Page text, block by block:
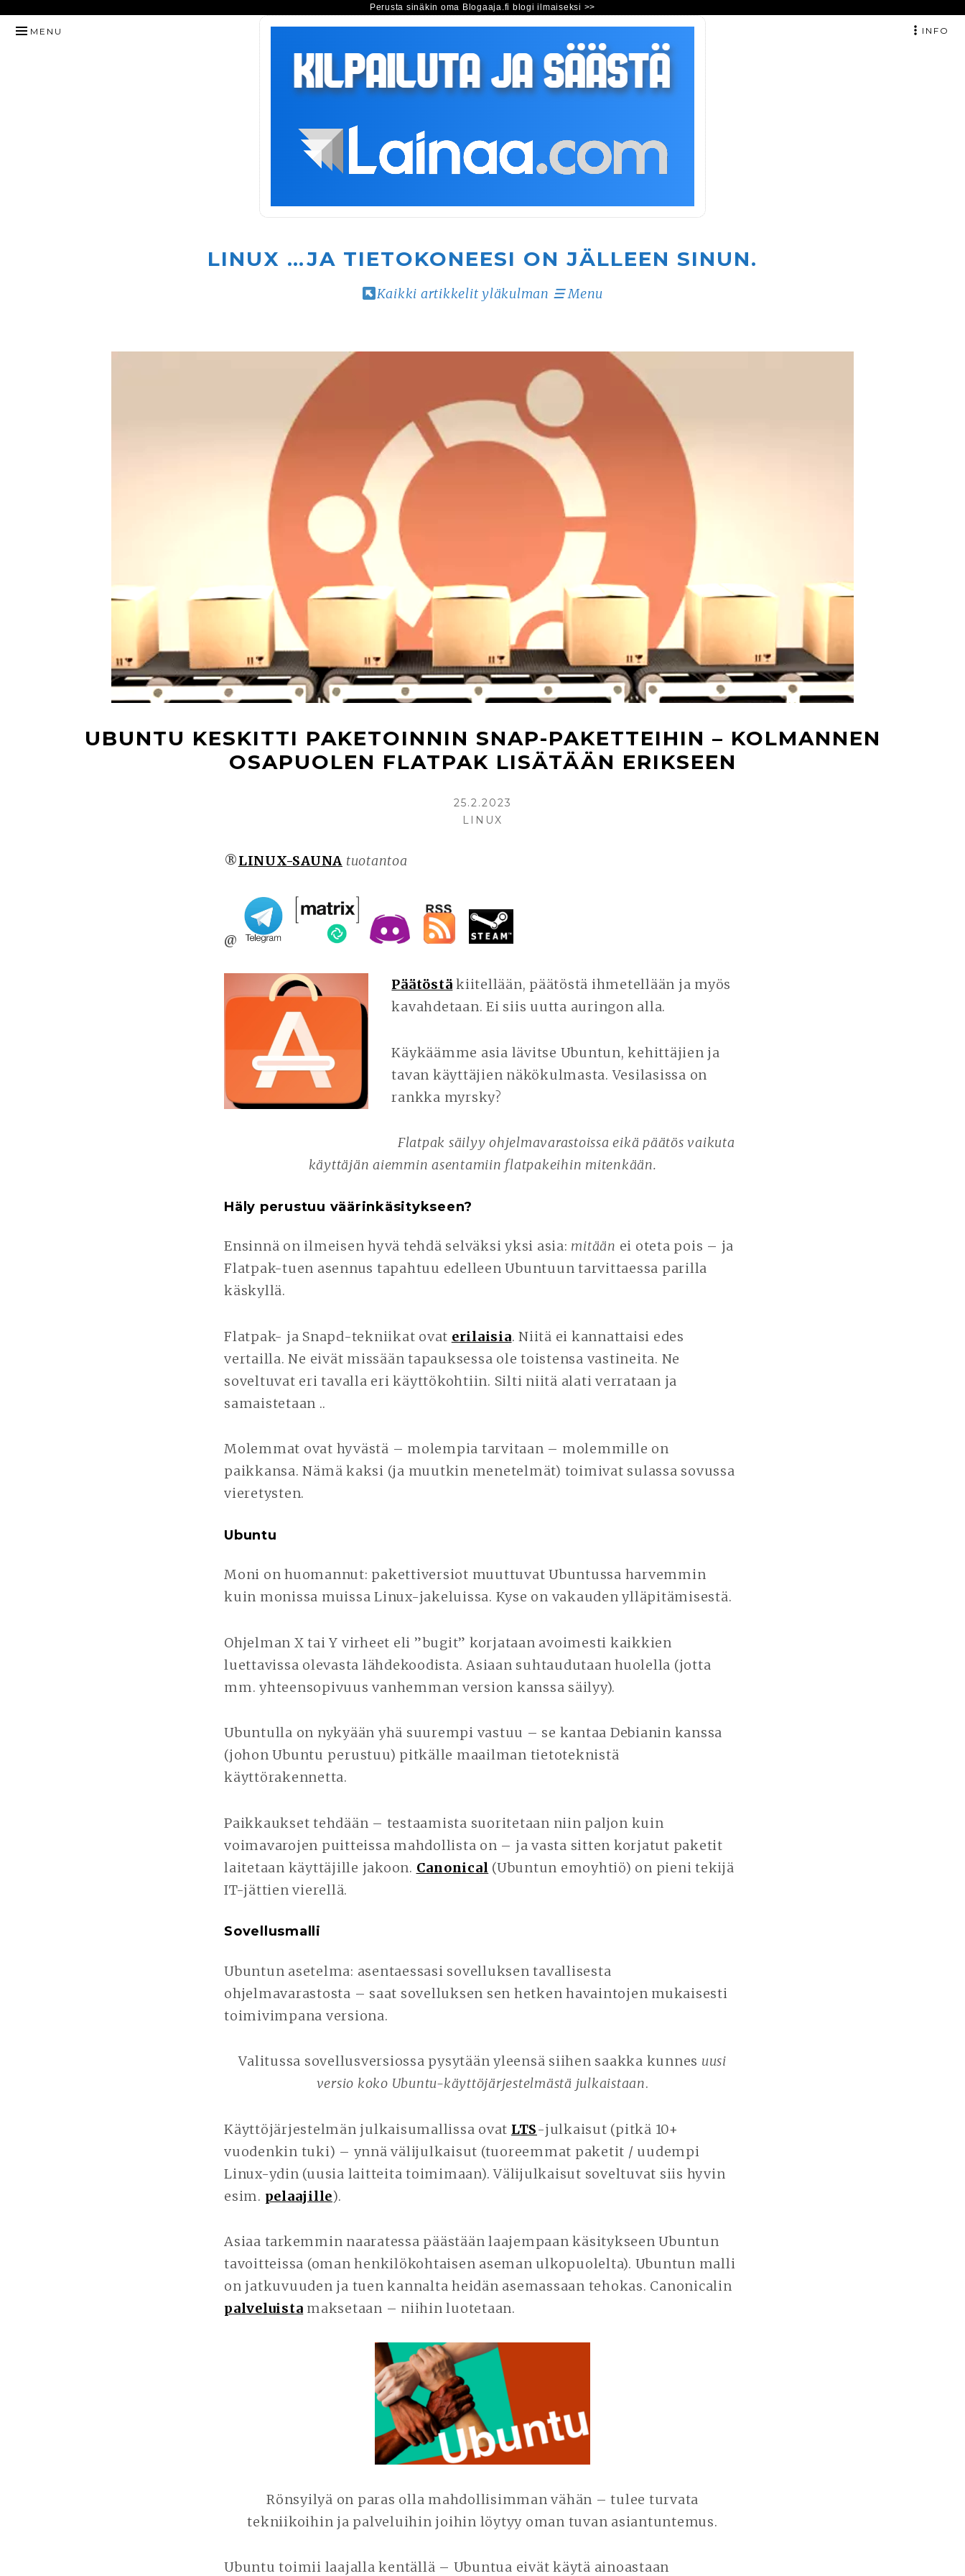
Perusta sinäkin oma Blogaaja.fi blogi ilmaiseksi >>
HYPPÄÄ
LINUX …JA TIETOKONEESI ON JÄLLEEN SINUN.
Kaikki artikkelit yläkulman ☰ Menu
MENU INFO
UBUNTU KESKITTI PAKETOINNIN SNAP-PAKETTEIHIN – KOLMANNEN
OSAPUOLEN FLATPAK LISÄTÄÄN ERIKSEEN
KIRJOITETTU
25.2.2023
KIRJOITTAJA
LINUX
®LINUX-SAUNA tuotantoa
@
Päätöstä kiitellään, päätöstä ihmetellään ja myös
kavahdetaan. Ei siis uutta auringon alla.
Käykäämme asia lävitse Ubuntun, kehittäjien ja
tavan käyttäjien näkökulmasta. Vesilasissa on
rankka myrsky?
Flatpak säilyy ohjelmavarastoissa eikä päätös vaikuta
käyttäjän aiemmin asentamiin flatpakeihin mitenkään.
Häly perustuu väärinkäsitykseen?
Ensinnä on ilmeisen hyvä tehdä selväksi yksi asia: mitään ei oteta pois – ja
Flatpak-tuen asennus tapahtuu edelleen Ubuntuun tarvittaessa parilla
käskyllä.
Flatpak- ja Snapd-tekniikat ovat erilaisia. Niitä ei kannattaisi edes
vertailla. Ne eivät missään tapauksessa ole toistensa vastineita. Ne
soveltuvat eri tavalla eri käyttökohtiin. Silti niitä alati verrataan ja
samaistetaan ..
Molemmat ovat hyvästä – molempia tarvitaan – molemmille on
paikkansa. Nämä kaksi (ja muutkin menetelmät) toimivat sulassa sovussa
vieretysten.
Ubuntu
Moni on huomannut: pakettiversiot muuttuvat Ubuntussa harvemmin
kuin monissa muissa Linux-jakeluissa. Kyse on vakauden ylläpitämisestä.
Ohjelman X tai Y virheet eli ”bugit” korjataan avoimesti kaikkien
luettavissa olevasta lähdekoodista. Asiaan suhtaudutaan huolella (jotta
mm. yhteensopivuus vanhemman version kanssa säilyy).
Ubuntulla on nykyään yhä suurempi vastuu – se kantaa Debianin kanssa
(johon Ubuntu perustuu) pitkälle maailman tietoteknistä
käyttörakennetta.
Paikkaukset tehdään – testaamista suoritetaan niin paljon kuin
voimavarojen puitteissa mahdollista on – ja vasta sitten korjatut paketit
laitetaan käyttäjille jakoon. Canonical (Ubuntun emoyhtiö) on pieni tekijä
IT-jättien vierellä.
Sovellusmalli
Ubuntun asetelma: asentaessasi sovelluksen tavallisesta
ohjelmavarastosta – saat sovelluksen sen hetken havaintojen mukaisesti
toimivimpana versiona.
Valitussa sovellusversiossa pysytään yleensä siihen saakka kunnes uusi
versio koko Ubuntu-käyttöjärjestelmästä julkaistaan.
Käyttöjärjestelmän julkaisumallissa ovat LTS-julkaisut (pitkä 10+
vuodenkin tuki) – ynnä välijulkaisut (tuoreemmat paketit / uudempi
Linux-ydin (uusia laitteita toimimaan). Välijulkaisut soveltuvat siis hyvin
esim. pelaajille).
Asiaa tarkemmin naaratessa päästään laajempaan käsitykseen Ubuntun
tavoitteissa (oman henkilökohtaisen aseman ulkopuolelta). Ubuntun malli
on jatkuvuuden ja tuen kannalta heidän asemassaan tehokas. Canonicalin
palveluista maksetaan – niihin luotetaan.
Rönsyilyä on paras olla mahdollisimman vähän – tulee turvata
tekniikoihin ja palveluihin joihin löytyy oman tuvan asiantuntemus.
Ubuntu toimii laajalla kentällä – Ubuntua eivät käytä ainoastaan